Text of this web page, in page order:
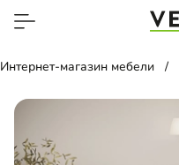
Интернет-магазин мебели